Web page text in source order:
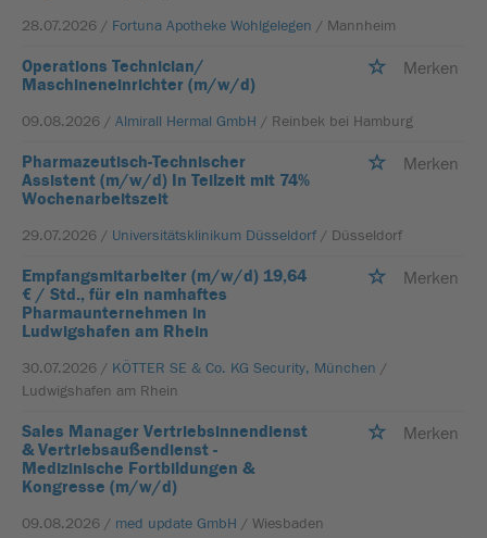
28.07.2026 / Fortuna Apotheke Wohlgelegen / Mannheim
Operations Technician/
Maschineneinrichter (m/w/d)
Merken
09.08.2026 / Almirall Hermal GmbH / Reinbek bei Hamburg
Pharmazeutisch-Technischer
Assistent (m/w/d) In Teilzeit mit 74%
Wochenarbeitszeit
Merken
29.07.2026 / Universitätsklinikum Düsseldorf / Düsseldorf
Empfangsmitarbeiter (m/w/d) 19,64
€ / Std., für ein namhaftes
Pharmaunternehmen in
Ludwigshafen am Rhein
Merken
30.07.2026 / KÖTTER SE & Co. KG Security, München /
Ludwigshafen am Rhein
Sales Manager Vertriebsinnendienst
& Vertriebsaußendienst -
Medizinische Fortbildungen &
Kongresse (m/w/d)
Merken
09.08.2026 / med update GmbH / Wiesbaden